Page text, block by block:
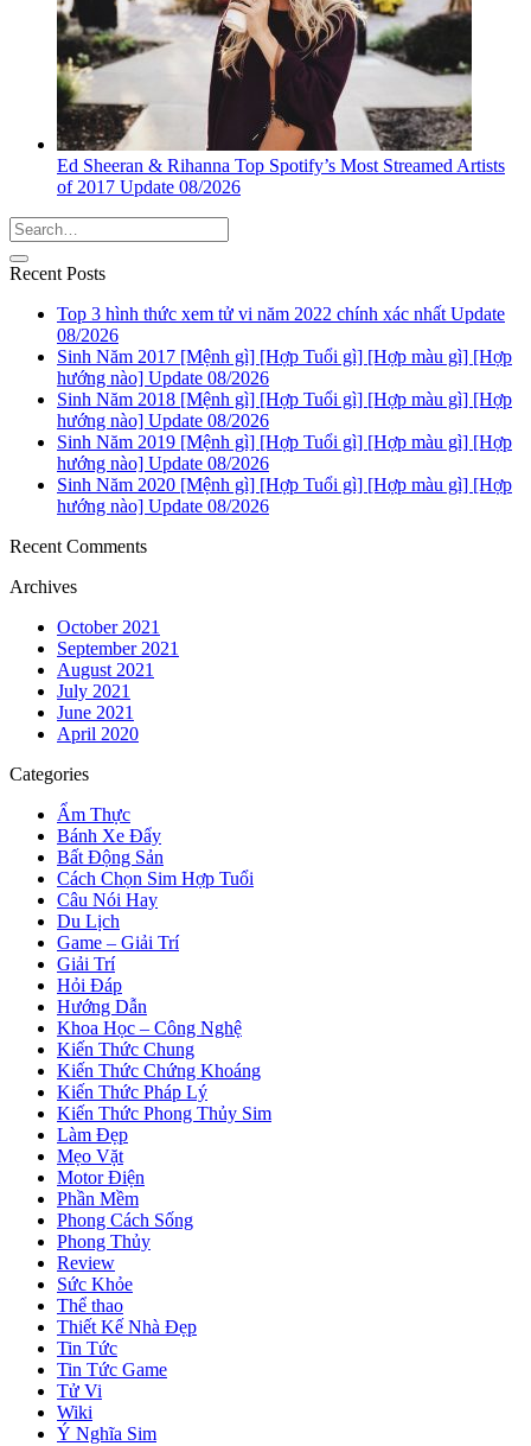
Ed Sheeran & Rihanna Top Spotify’s Most Streamed Artists
of 2017 Update 08/2026
Recent Posts
Top 3 hình thức xem tử vi năm 2022 chính xác nhất Update
08/2026
Sinh Năm 2017 [Mệnh gì] [Hợp Tuổi gì] [Hợp màu gì] [Hợp
hướng nào] Update 08/2026
Sinh Năm 2018 [Mệnh gì] [Hợp Tuổi gì] [Hợp màu gì] [Hợp
hướng nào] Update 08/2026
Sinh Năm 2019 [Mệnh gì] [Hợp Tuổi gì] [Hợp màu gì] [Hợp
hướng nào] Update 08/2026
Sinh Năm 2020 [Mệnh gì] [Hợp Tuổi gì] [Hợp màu gì] [Hợp
hướng nào] Update 08/2026
Recent Comments
Archives
October 2021
September 2021
August 2021
July 2021
June 2021
April 2020
Categories
Ẩm Thực
Bánh Xe Đẩy
Bất Động Sản
Cách Chọn Sim Hợp Tuổi
Câu Nói Hay
Du Lịch
Game – Giải Trí
Giải Trí
Hỏi Đáp
Hướng Dẫn
Khoa Học – Công Nghệ
Kiến Thức Chung
Kiến Thức Chứng Khoáng
Kiến Thức Pháp Lý
Kiến Thức Phong Thủy Sim
Làm Đẹp
Mẹo Vặt
Motor Điện
Phần Mềm
Phong Cách Sống
Phong Thủy
Review
Sức Khỏe
Thể thao
Thiết Kế Nhà Đẹp
Tin Tức
Tin Tức Game
Tử Vi
Wiki
Ý Nghĩa Sim